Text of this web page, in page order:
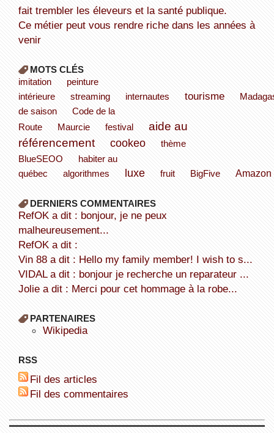
fait trembler les éleveurs et la santé publique.
Ce métier peut vous rendre riche dans les années à
venir
MOTS CLÉS
imitation
peinture
intérieure
streaming internautes tourisme
de saison
Code de la
Route
Maurcie festival
aide au
référencement
cookeo
thème
BlueSEOO
habiter au
québec
algorithmes luxe fruit BigFive Amazon
DERNIERS COMMENTAIRES
refOK a dit : bonjour, je ne peux
malheureusement...
refOK a dit :
Vin 88 a dit : Hello my family member! I wish to s...
VIDAL a dit : bonjour je recherche un reparateur ...
Jolie a dit : Merci pour cet hommage à la robe...
PARTENAIRES
wikipedia
RSS
Fil des articles
Fil des commentaires